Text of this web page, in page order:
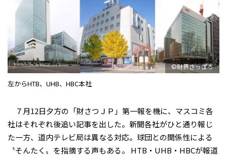
©財界さっぽろ
左からHTB、UHB、HBC本社
７月12日夕方の「財さつＪＰ」第一報を機に、マスコミ各
社はそれぞれ後追い記事を出した。新聞各社がひと通り報じ
た一方、道内テレビ局は異なる対応。球団との関係性による
〝そんたく〟を指摘する声もある。 HTB・UHB・HBCが報道